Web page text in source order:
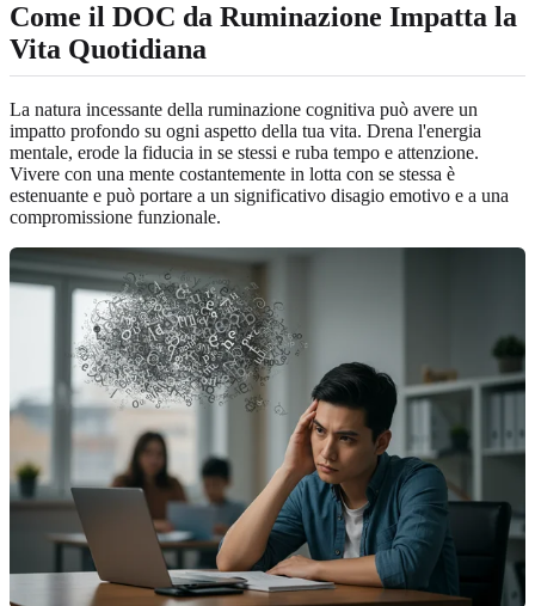
Come il DOC da Ruminazione Impatta la
Vita Quotidiana
La natura incessante della ruminazione cognitiva può avere un
impatto profondo su ogni aspetto della tua vita. Drena l'energia
mentale, erode la fiducia in se stessi e ruba tempo e attenzione.
Vivere con una mente costantemente in lotta con se stessa è
estenuante e può portare a un significativo disagio emotivo e a una
compromissione funzionale.